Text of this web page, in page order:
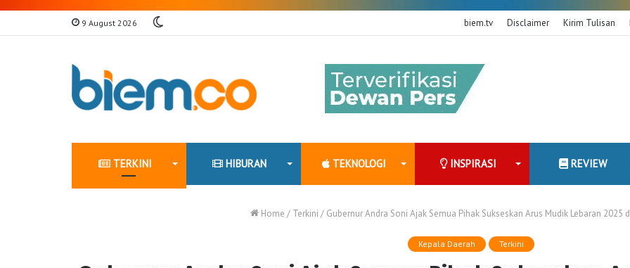
9 August 2026 biem.tv Disclaimer Kirim Tulisan
TERKINI HIBURAN TEKNOLOGI INSPIRASI REVIEW
Home / Terkini / Gubernur Andra Soni Ajak Semua Pihak Sukseskan Arus Mudik Lebaran 2025
Kepala Daerah Terkini